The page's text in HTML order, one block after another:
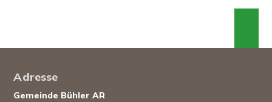
Footer
Adresse
Gemeinde Bühler AR